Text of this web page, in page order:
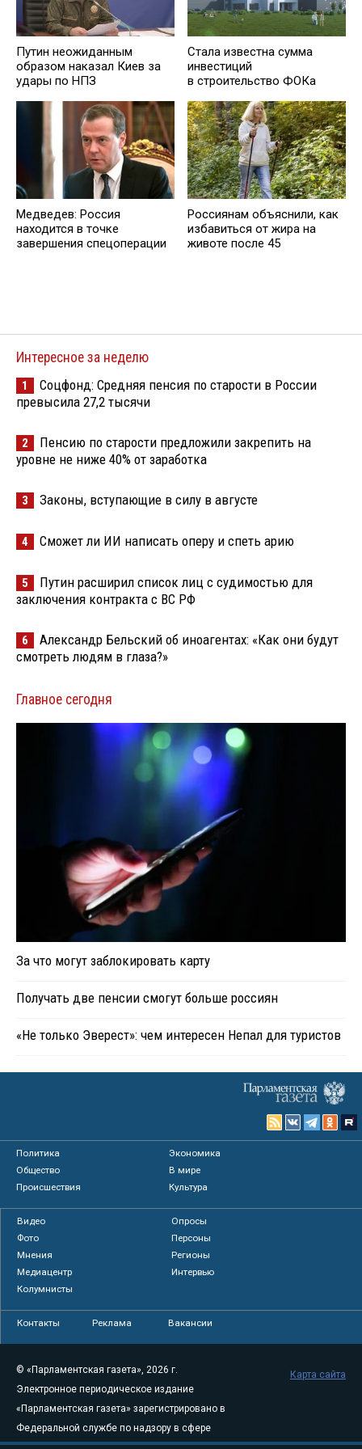
Путин неожиданным
образом наказал Киев за
удары по НПЗ
Стала известна сумма
инвестиций
в строительство ФОКа
Медведев: Роcсия
находится в точке
завершения спецоперации
Россиянам объяснили, как
избавиться от жира на
животе после 45
Интересное за неделю
1
Соцфонд: Средняя пенсия по старости в России
превысила 27,2 тысячи
2
Пенсию по старости предложили закрепить на
уровне не ниже 40% от заработка
3 Законы, вступающие в силу в августе
4 Сможет ли ИИ написать оперу и спеть арию
5
Путин расширил список лиц с судимостью для
заключения контракта с ВС РФ
6
Александр Бельский об иноагентах: «Как они будут
смотреть людям в глаза?»
Главное сегодня
За что могут заблокировать карту
Получать две пенсии смогут больше россиян
«Не только Эверест»: чем интересен Непал для туристов
Политика
Экономика
Общество
В мире
Происшествия
Культура
Видео
Опросы
Фото
Персоны
Мнения
Регионы
Медиацентр
Интервью
Колумнисты
Контакты Реклама Вакансии
© «Парламентская газета», 2026 г.
Электронное периодическое издание
«Парламентская газета» зарегистрировано в
Федеральной службе по надзору в сфере
Карта сайта